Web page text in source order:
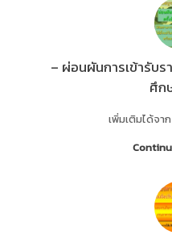
– ผ่อนผันการเข้ารับร
ศึก
เพิ่มเติมได้จา